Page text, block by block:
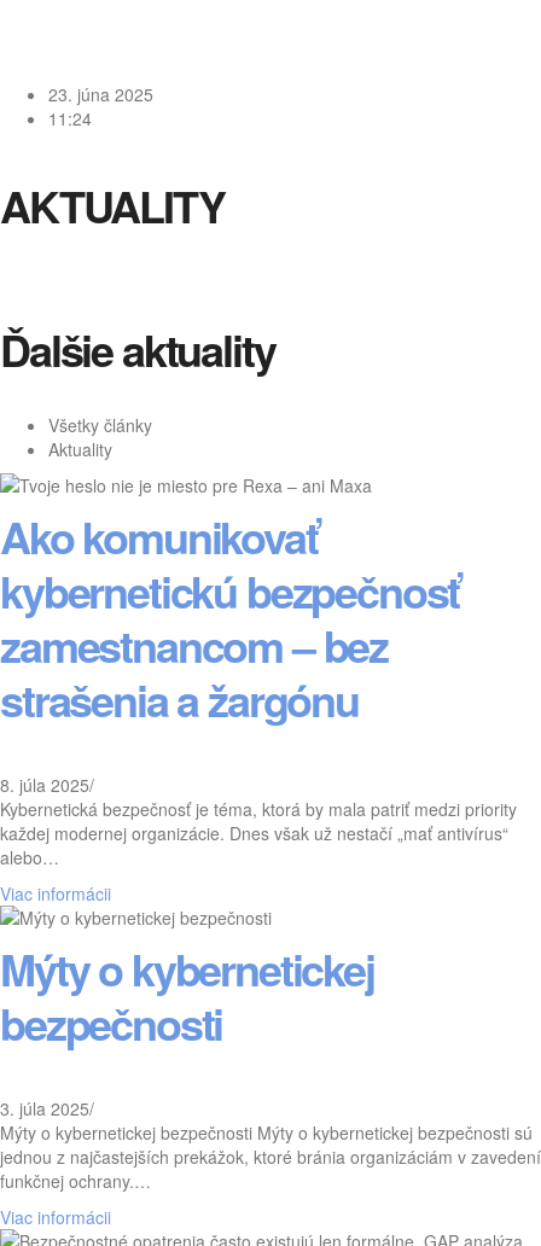
23. júna 2025
11:24
AKTUALITY
Ďalšie aktuality
Všetky články
Aktuality
Ako komunikovať
kybernetickú bezpečnosť
zamestnancom – bez
strašenia a žargónu
8. júla 2025/
Kybernetická bezpečnosť je téma, ktorá by mala patriť medzi priority
každej modernej organizácie. Dnes však už nestačí „mať antivírus“
alebo…
Viac informácii
Mýty o kybernetickej
bezpečnosti
3. júla 2025/
Mýty o kybernetickej bezpečnosti Mýty o kybernetickej bezpečnosti sú
jednou z najčastejších prekážok, ktoré bránia organizáciám v zavedení
funkčnej ochrany.…
Viac informácii